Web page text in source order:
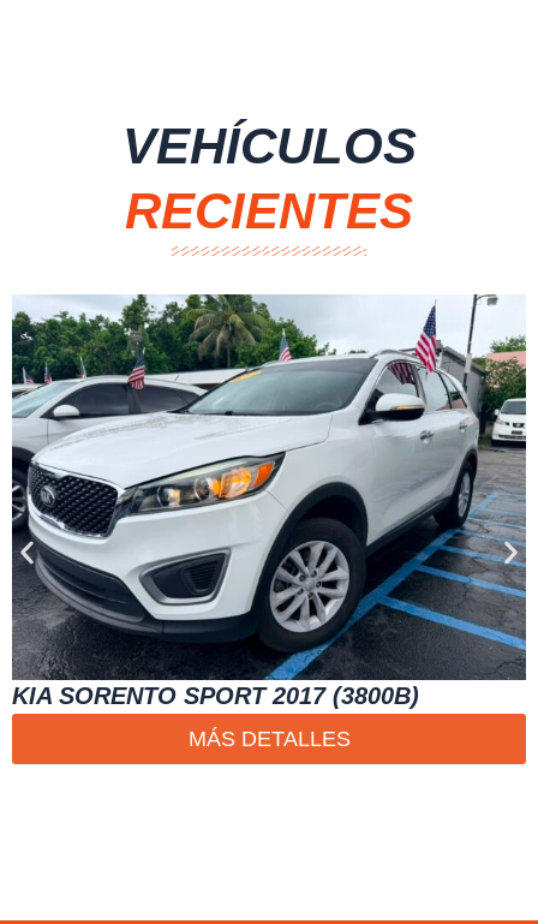
VEHÍCULOS
RECIENTES
KIA SORENTO SPORT 2017 (3800B)
MÁS DETALLES